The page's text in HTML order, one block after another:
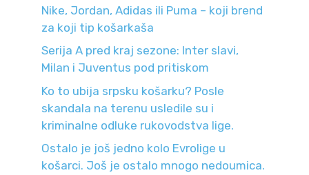
Nike, Jordan, Adidas ili Puma – koji brend
za koji tip košarkaša
Serija A pred kraj sezone: Inter slavi,
Milan i Juventus pod pritiskom
Ko to ubija srpsku košarku? Posle
skandala na terenu usledile su i
kriminalne odluke rukovodstva lige.
Ostalo je još jedno kolo Evrolige u
košarci. Još je ostalo mnogo nedoumica.